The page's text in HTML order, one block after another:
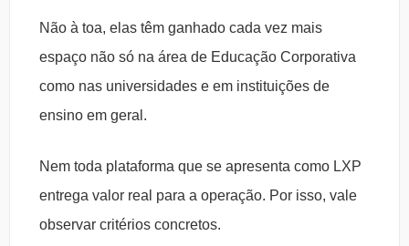
Não à toa, elas têm ganhado cada vez mais
espaço não só na área de Educação Corporativa
como nas universidades e em instituições de
ensino em geral.
Nem toda plataforma que se apresenta como LXP
entrega valor real para a operação. Por isso, vale
observar critérios concretos.